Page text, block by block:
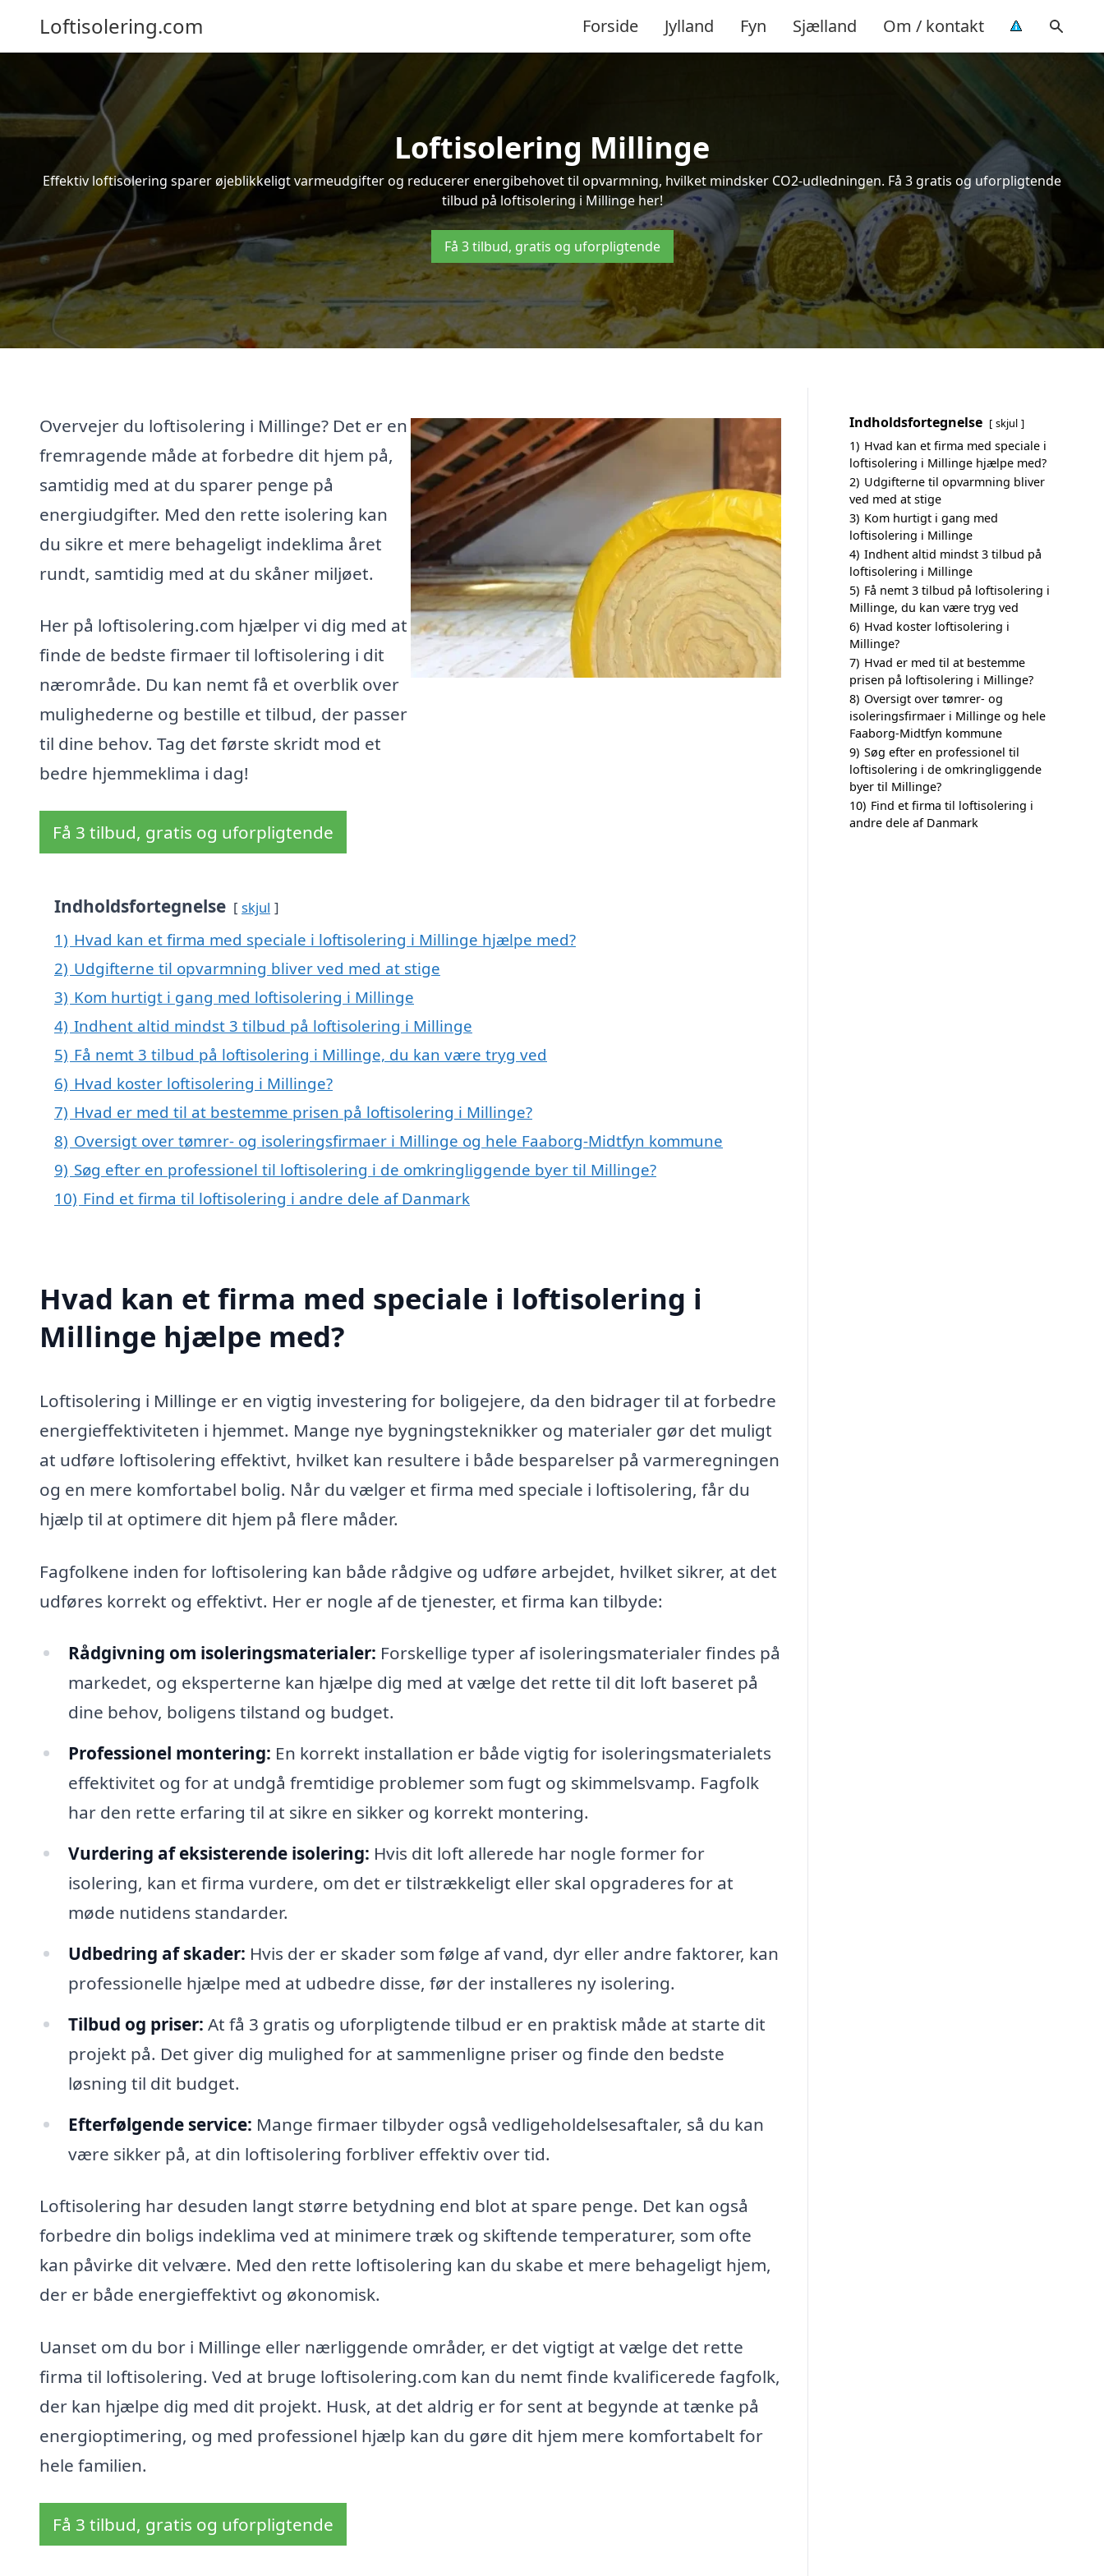
Loftisolering.com Forside Jylland Fyn Sjælland Om / kontakt
Loftisolering Millinge
Effektiv loftisolering sparer øjeblikkeligt varmeudgifter og reducerer energibehovet til opvarmning, hvilket mindsker CO2-udledningen. Få 3 gratis og uforpligtende
tilbud på loftisolering i Millinge her!
Få 3 tilbud, gratis og uforpligtende
Overvejer du loftisolering i Millinge? Det er en
fremragende måde at forbedre dit hjem på,
samtidig med at du sparer penge på
energiudgifter. Med den rette isolering kan
du sikre et mere behageligt indeklima året
rundt, samtidig med at du skåner miljøet.
Her på loftisolering.com hjælper vi dig med at
finde de bedste firmaer til loftisolering i dit
nærområde. Du kan nemt få et overblik over
mulighederne og bestille et tilbud, der passer
til dine behov. Tag det første skridt mod et
bedre hjemmeklima i dag!
Få 3 tilbud, gratis og uforpligtende
Indholdsfortegnelse skjul
1) Hvad kan et firma med speciale i loftisolering i Millinge hjælpe med?
2) Udgifterne til opvarmning bliver ved med at stige
3) Kom hurtigt i gang med loftisolering i Millinge
4) Indhent altid mindst 3 tilbud på loftisolering i Millinge
5) Få nemt 3 tilbud på loftisolering i Millinge, du kan være tryg ved
6) Hvad koster loftisolering i Millinge?
7) Hvad er med til at bestemme prisen på loftisolering i Millinge?
8) Oversigt over tømrer- og isoleringsfirmaer i Millinge og hele Faaborg-Midtfyn kommune
9) Søg efter en professionel til loftisolering i de omkringliggende byer til Millinge?
10) Find et firma til loftisolering i andre dele af Danmark
Hvad kan et firma med speciale i loftisolering i
Millinge hjælpe med?
Loftisolering i Millinge er en vigtig investering for boligejere, da den bidrager til at forbedre
energieffektiviteten i hjemmet. Mange nye bygningsteknikker og materialer gør det muligt
at udføre loftisolering effektivt, hvilket kan resultere i både besparelser på varmeregningen
og en mere komfortabel bolig. Når du vælger et firma med speciale i loftisolering, får du
hjælp til at optimere dit hjem på flere måder.
Fagfolkene inden for loftisolering kan både rådgive og udføre arbejdet, hvilket sikrer, at det
udføres korrekt og effektivt. Her er nogle af de tjenester, et firma kan tilbyde:
Rådgivning om isoleringsmaterialer: Forskellige typer af isoleringsmaterialer findes på
markedet, og eksperterne kan hjælpe dig med at vælge det rette til dit loft baseret på
dine behov, boligens tilstand og budget.
Professionel montering: En korrekt installation er både vigtig for isoleringsmaterialets
effektivitet og for at undgå fremtidige problemer som fugt og skimmelsvamp. Fagfolk
har den rette erfaring til at sikre en sikker og korrekt montering.
Vurdering af eksisterende isolering: Hvis dit loft allerede har nogle former for
isolering, kan et firma vurdere, om det er tilstrækkeligt eller skal opgraderes for at
møde nutidens standarder.
Udbedring af skader: Hvis der er skader som følge af vand, dyr eller andre faktorer, kan
professionelle hjælpe med at udbedre disse, før der installeres ny isolering.
Tilbud og priser: At få 3 gratis og uforpligtende tilbud er en praktisk måde at starte dit
projekt på. Det giver dig mulighed for at sammenligne priser og finde den bedste
løsning til dit budget.
Efterfølgende service: Mange firmaer tilbyder også vedligeholdelsesaftaler, så du kan
være sikker på, at din loftisolering forbliver effektiv over tid.
Loftisolering har desuden langt større betydning end blot at spare penge. Det kan også
forbedre din boligs indeklima ved at minimere træk og skiftende temperaturer, som ofte
kan påvirke dit velvære. Med den rette loftisolering kan du skabe et mere behageligt hjem,
der er både energieffektivt og økonomisk.
Uanset om du bor i Millinge eller nærliggende områder, er det vigtigt at vælge det rette
firma til loftisolering. Ved at bruge loftisolering.com kan du nemt finde kvalificerede fagfolk,
der kan hjælpe dig med dit projekt. Husk, at det aldrig er for sent at begynde at tænke på
energioptimering, og med professionel hjælp kan du gøre dit hjem mere komfortabelt for
hele familien.
Få 3 tilbud, gratis og uforpligtende
Indholdsfortegnelse skjul
1) Hvad kan et firma med speciale i
loftisolering i Millinge hjælpe med?
2) Udgifterne til opvarmning bliver
ved med at stige
3) Kom hurtigt i gang med
loftisolering i Millinge
4) Indhent altid mindst 3 tilbud på
loftisolering i Millinge
5) Få nemt 3 tilbud på loftisolering i
Millinge, du kan være tryg ved
6) Hvad koster loftisolering i
Millinge?
7) Hvad er med til at bestemme
prisen på loftisolering i Millinge?
8) Oversigt over tømrer- og
isoleringsfirmaer i Millinge og hele
Faaborg-Midtfyn kommune
9) Søg efter en professionel til
loftisolering i de omkringliggende
byer til Millinge?
10) Find et firma til loftisolering i
andre dele af Danmark